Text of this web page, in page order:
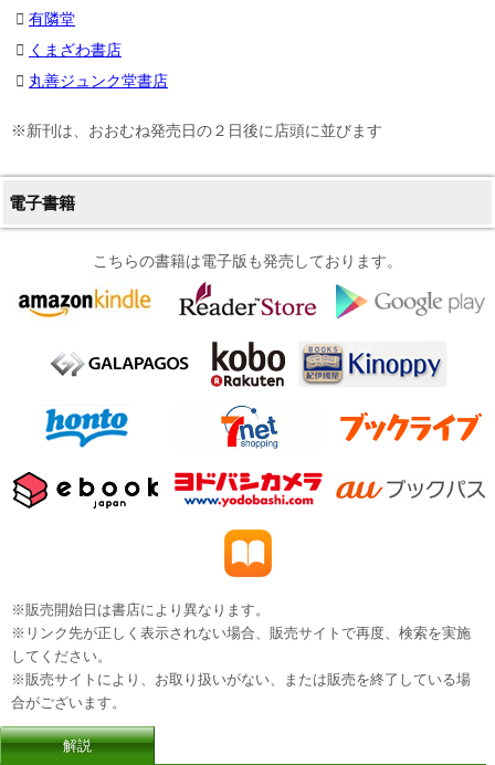
有隣堂
くまざわ書店
丸善ジュンク堂書店
※新刊は、おおむね発売日の２日後に店頭に並びます
電子書籍
こちらの書籍は電子版も発売しております。
※販売開始日は書店により異なります。
※リンク先が正しく表示されない場合、販売サイトで再度、検索を実施
してください。
※販売サイトにより、お取り扱いがない、または販売を終了している場
合がございます。
解説